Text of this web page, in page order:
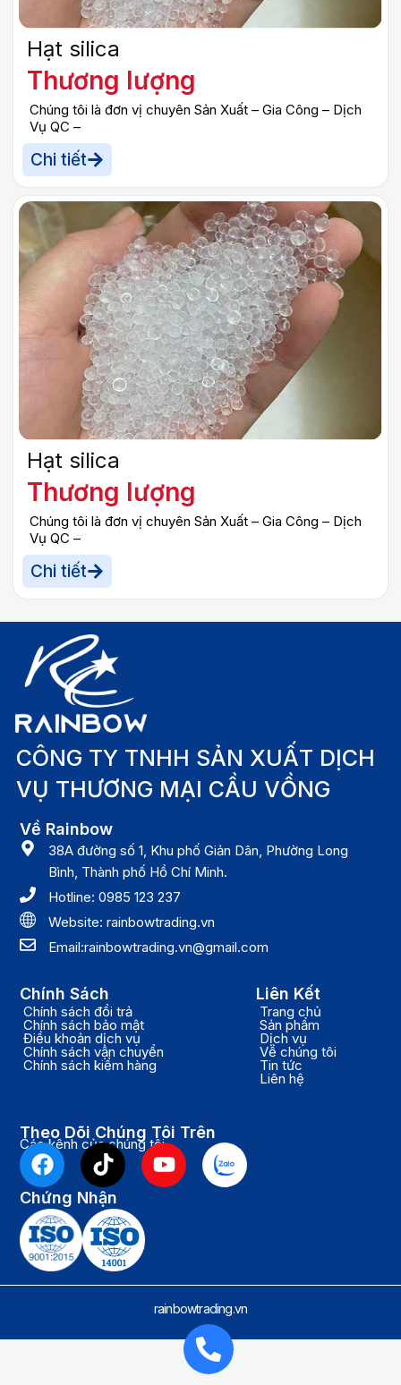
Hạt silica
Thương lượng
Chúng tôi là đơn vị chuyên Sản Xuất – Gia Công – Dịch
Vụ QC –
Chi tiết
Hạt silica
Thương lượng
Chúng tôi là đơn vị chuyên Sản Xuất – Gia Công – Dịch
Vụ QC –
Chi tiết
CÔNG TY TNHH SẢN XUẤT DỊCH
VỤ THƯƠNG MẠI CẦU VỒNG
Về Rainbow
38A đường số 1, Khu phố Giản Dân, Phường Long
Bình, Thành phố Hồ Chí Minh.
Hotline: 0985 123 237
Website: rainbowtrading.vn
Email:rainbowtrading.vn@gmail.com
Chính Sách
Chính sách đổi trả
Chính sách bảo mật
Điều khoản dịch vụ
Chính sách vận chuyển
Chính sách kiểm hàng
Liên Kết
Trang chủ
Sản phẩm
Dịch vụ
Về chúng tôi
Tin tức
Liên hệ
Theo Dõi Chúng Tôi Trên
Các kênh của chúng tôi
F
a
c
e
b
o
o
T
i
k
t
o
k
Y
o
e
Chứng Nhận
rainbowtrading.vn